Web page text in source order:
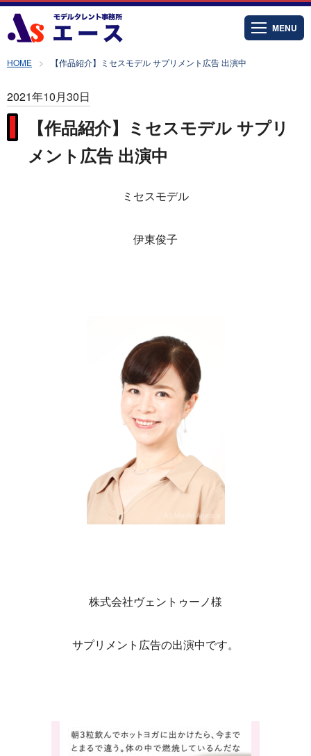
MENU
HOME 【作品紹介】ミセスモデル サプリメント広告 出演中
2021年10月30日
【作品紹介】ミセスモデル サプリ
メント広告 出演中
ミセスモデル
伊東俊子
株式会社ヴェントゥーノ様
サプリメント広告の出演中です。